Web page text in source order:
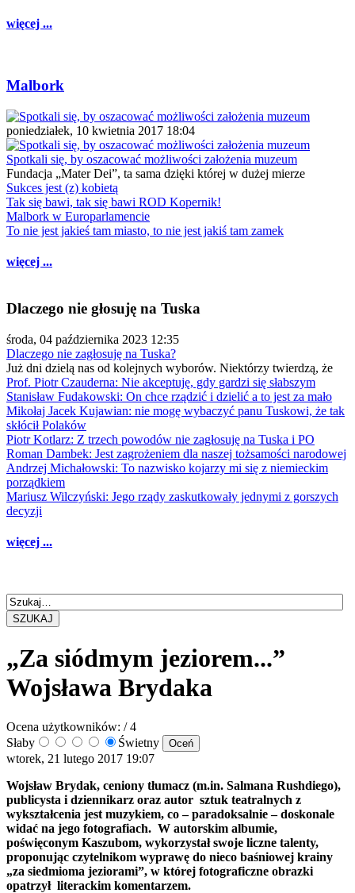
więcej ...
Malbork
poniedziałek, 10 kwietnia 2017 18:04
Spotkali się, by oszacować możliwości założenia muzeum
Fundacja „Mater Dei”, ta sama dzięki której w dużej mierze
Sukces jest (z) kobietą
Tak się bawi, tak się bawi ROD Kopernik!
Malbork w Europarlamencie
To nie jest jakieś tam miasto, to nie jest jakiś tam zamek
więcej ...
Dlaczego nie głosuję na Tuska
środa, 04 października 2023 12:35
Dlaczego nie zagłosuję na Tuska?
Już dni dzielą nas od kolejnych wyborów. Niektórzy twierdzą, że
Prof. Piotr Czauderna: Nie akceptuję, gdy gardzi się słabszym
Stanisław Fudakowski: On chce rządzić i dzielić a to jest za mało
Mikołaj Jacek Kujawian: nie mogę wybaczyć panu Tuskowi, że tak
skłócił Polaków
Piotr Kotlarz: Z trzech powodów nie zagłosuję na Tuska i PO
Roman Dambek: Jest zagrożeniem dla naszej tożsamości narodowej
Andrzej Michałowski: To nazwisko kojarzy mi się z niemieckim
porządkiem
Mariusz Wilczyński: Jego rządy zaskutkowały jednymi z gorszych
decyzji
więcej ...
SZUKAJ
„Za siódmym jeziorem...”
Wojsława Brydaka
Ocena użytkowników: / 4
Słaby
Świetny
wtorek, 21 lutego 2017 19:07
Wojsław Brydak, ceniony tłumacz (m.in. Salmana Rushdiego),
publicysta i dziennikarz oraz autor sztuk teatralnych z
wykształcenia jest muzykiem, co – paradoksalnie – doskonale
widać na jego fotografiach. W autorskim albumie,
poświęconym Kaszubom, wykorzystał swoje liczne talenty,
proponując czytelnikom wyprawę do nieco baśniowej krainy
„za siedmioma jeziorami”, w której fotograficzne obrazki
opatrzył literackim komentarzem.